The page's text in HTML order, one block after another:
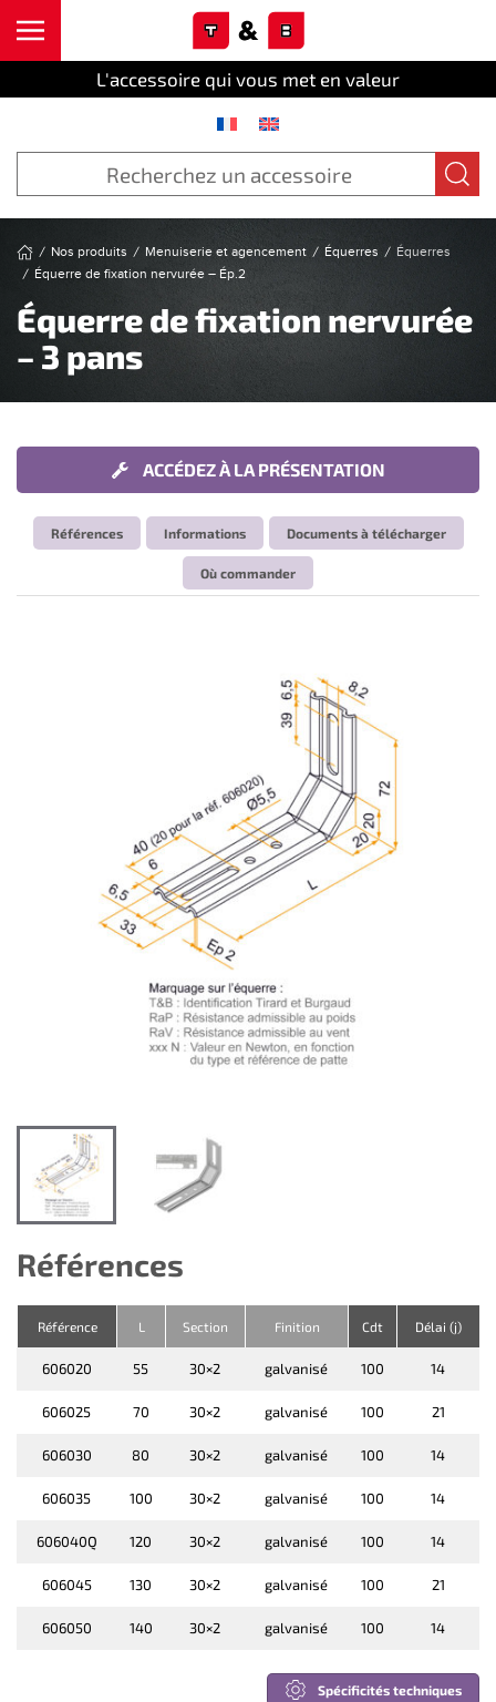
L'accessoire qui vous met en valeur
Nos produits Menuiserie et agencement Équerres
Équerres
Équerre de fixation nervurée – Ép.2
Équerre de fixation nervurée
– 3 pans
ACCÉDEZ À LA PRÉSENTATION
Références Informations Documents à télécharger
Où commander
Références
Référence L Section Finition Cdt Délai (j)
606020 55 30×2 galvanisé 100 14
606025 70 30×2 galvanisé 100 21
606030 80 30×2 galvanisé 100 14
606035 100 30×2 galvanisé 100 14
606040Q 120 30×2 galvanisé 100 14
606045 130 30×2 galvanisé 100 21
606050 140 30×2 galvanisé 100 14
Spécificités techniques
Cookies management panel